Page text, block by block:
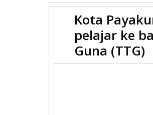
News
Payakumbuh
Kota Payakumbuh kembali
Kota
pelajar ke
Guna (TTG)